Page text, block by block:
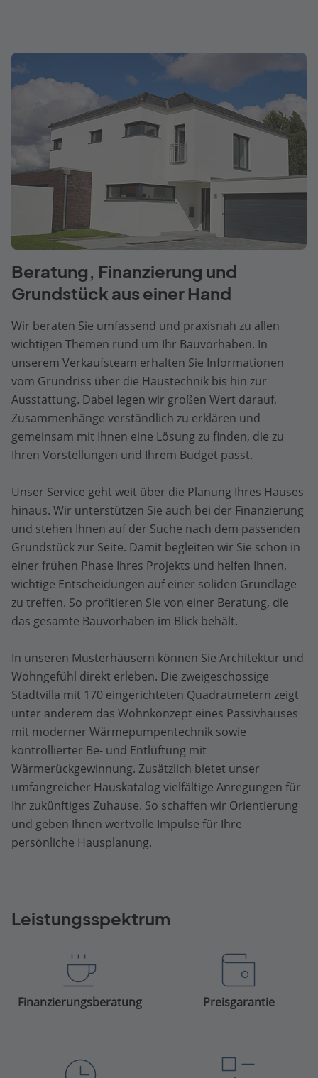
Beratung, Finanzierung und
Grundstück aus einer Hand
Wir beraten Sie umfassend und praxisnah zu allen
wichtigen Themen rund um Ihr Bauvorhaben. In
unserem Verkaufsteam erhalten Sie Informationen
vom Grundriss über die Haustechnik bis hin zur
Ausstattung. Dabei legen wir großen Wert darauf,
Zusammenhänge verständlich zu erklären und
gemeinsam mit Ihnen eine Lösung zu finden, die zu
Ihren Vorstellungen und Ihrem Budget passt.
Unser Service geht weit über die Planung Ihres Hauses
hinaus. Wir unterstützen Sie auch bei der Finanzierung
und stehen Ihnen auf der Suche nach dem passenden
Grundstück zur Seite. Damit begleiten wir Sie schon in
einer frühen Phase Ihres Projekts und helfen Ihnen,
wichtige Entscheidungen auf einer soliden Grundlage
zu treffen. So profitieren Sie von einer Beratung, die
das gesamte Bauvorhaben im Blick behält.
In unseren Musterhäusern können Sie Architektur und
Wohngefühl direkt erleben. Die zweigeschossige
Stadtvilla mit 170 eingerichteten Quadratmetern zeigt
unter anderem das Wohnkonzept eines Passivhauses
mit moderner Wärmepumpentechnik sowie
kontrollierter Be- und Entlüftung mit
Wärmerückgewinnung. Zusätzlich bietet unser
umfangreicher Hauskatalog vielfältige Anregungen für
Ihr zukünftiges Zuhause. So schaffen wir Orientierung
und geben Ihnen wertvolle Impulse für Ihre
persönliche Hausplanung.
Leistungsspektrum
Finanzierungsberatung Preisgarantie